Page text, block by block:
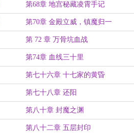
第68章 地宫秘藏凌霄手记
第70章 金殿立威，镇魔归一
第 72 章 万骨坑血战
第74章 血线三十里
第七十六章 十七家的黄昏
第七十八章 还阳
第八十章 封魔之渊
第八十二章 五层封印